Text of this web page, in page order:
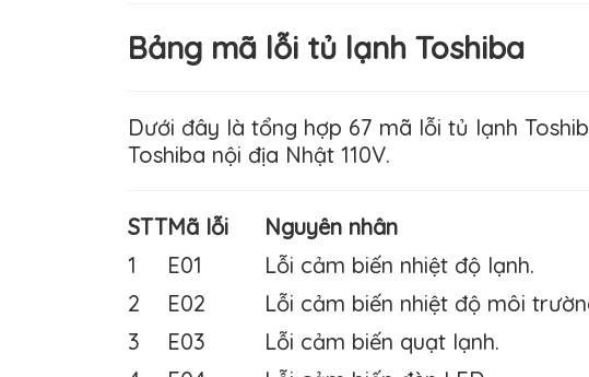
Bảng mã lỗi tủ lạnh Toshiba
Dưới đây là tổng hợp 67 mã lỗi tủ lạnh
Toshiba nội địa Nhật 110V.
STTMã lỗi
Nguyên nhân
1
E01
Lỗi cảm biến nhiệt độ lạnh.
2
E02
Lỗi cảm biến nhiệt độ môi
3
E03
Lỗi cảm biến quạt lạnh.